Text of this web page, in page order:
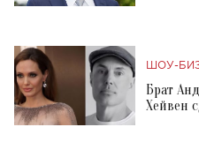
ШОУ-
Брат
Хейвен